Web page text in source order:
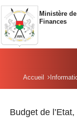
Aller au contenu
Ministère
Finances
Vous êtes ici:
Accueil
Budget de